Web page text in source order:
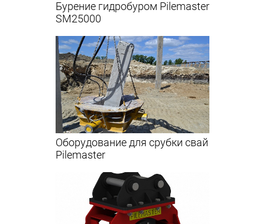
Бурение гидробуром Pilemaster
SM25000
Оборудование для срубки свай
Pilemaster